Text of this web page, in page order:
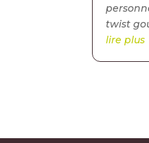
twist
lire plus